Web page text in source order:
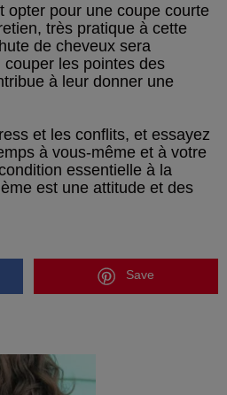
opter pour une coupe courte
très pratique à cette
de cheveux sera
les pointes des
à leur donner une
et les conflits, et essayez
à vous-même et à votre
essentielle à la
est une attitude et des
Save